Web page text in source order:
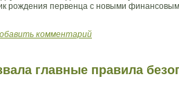
рождения первенца с новыми
комментарий
главные правила